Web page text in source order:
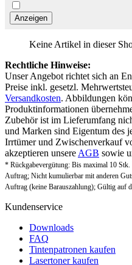
Keine Artikel in dieser
Rechtliche Hinweise:
Unser Angebot richtet sich an
Preise inkl. gesetzl.
Versandkosten. Abbildungen
Produktinformationen
Zubehör ist im Lieferumfang
und Marken sind Eigentum des
Irrtümer und Zwischenverkauf
akzeptieren unsere AGB sowie
* Rückgabevergütung: Bis maximal 10
Auftrag; Nicht kumulierbar mit anderen
Auftrag (keine Barauszahlung); Gültig auf
Kundenservice
Downloads
FAQ
Tintenpatronen kaufen
Lasertoner kaufen